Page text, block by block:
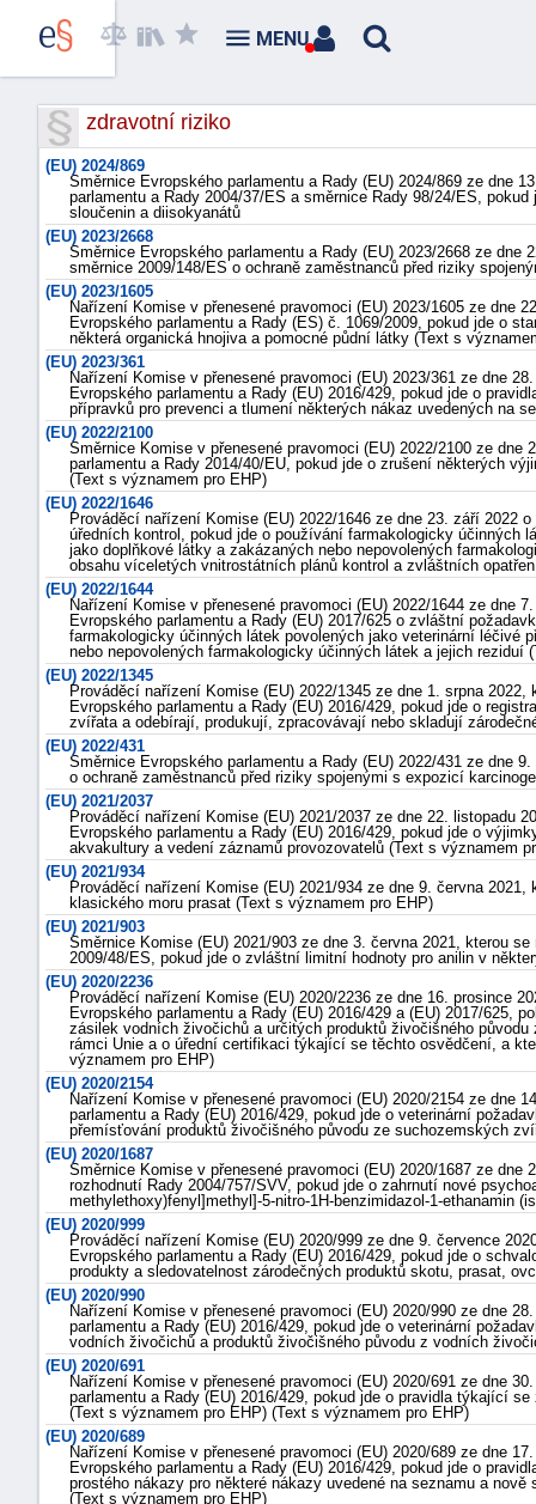
zdravotní riziko
(EU) 2024/869
Směrnice Evropského parlamentu a Rady (EU) 2024/869 ze dne
parlamentu a Rady 2004/37/ES a směrnice Rady 98/24/ES,
sloučenin a diisokyanátů
(EU) 2023/2668
Směrnice Evropského parlamentu a Rady (EU) 2023/2668 ze dne
směrnice 2009/148/ES o ochraně zaměstnanců před riziky
(EU) 2023/1605
Nařízení Komise v přenesené pravomoci (EU) 2023/1605 ze dne
Evropského parlamentu a Rady (ES) č. 1069/2009, pokud jde o
některá organická hnojiva a pomocné půdní látky (Text s
(EU) 2023/361
Nařízení Komise v přenesené pravomoci (EU) 2023/361 ze dne
Evropského parlamentu a Rady (EU) 2016/429, pokud jde o
přípravků pro prevenci a tlumení některých nákaz uvedených na
(EU) 2022/2100
Směrnice Komise v přenesené pravomoci (EU) 2022/2100 ze
parlamentu a Rady 2014/40/EU, pokud jde o zrušení některých
(Text s významem pro EHP)
(EU) 2022/1646
Prováděcí nařízení Komise (EU) 2022/1646 ze dne 23. září 2022
úředních kontrol, pokud jde o používání farmakologicky účinných
jako doplňkové látky a zakázaných nebo nepovolených
obsahu víceletých vnitrostátních plánů kontrol a zvláštních
(EU) 2022/1644
Nařízení Komise v přenesené pravomoci (EU) 2022/1644 ze dne
Evropského parlamentu a Rady (EU) 2017/625 o zvláštní
farmakologicky účinných látek povolených jako veterinární léčivé
nebo nepovolených farmakologicky účinných látek a jejich reziduí
(EU) 2022/1345
Prováděcí nařízení Komise (EU) 2022/1345 ze dne 1. srpna
Evropského parlamentu a Rady (EU) 2016/429, pokud jde o
zvířata a odebírají, produkují, zpracovávají nebo skladují
(EU) 2022/431
Směrnice Evropského parlamentu a Rady (EU) 2022/431 ze dne
o ochraně zaměstnanců před riziky spojenými s expozicí
(EU) 2021/2037
Prováděcí nařízení Komise (EU) 2021/2037 ze dne 22. listopadu
Evropského parlamentu a Rady (EU) 2016/429, pokud jde o
akvakultury a vedení záznamů provozovatelů (Text s významem
(EU) 2021/934
Prováděcí nařízení Komise (EU) 2021/934 ze dne 9. června
klasického moru prasat (Text s významem pro EHP)
(EU) 2021/903
Směrnice Komise (EU) 2021/903 ze dne 3. června 2021, kterou
2009/48/ES, pokud jde o zvláštní limitní hodnoty pro anilin v
(EU) 2020/2236
Prováděcí nařízení Komise (EU) 2020/2236 ze dne 16. prosince
Evropského parlamentu a Rady (EU) 2016/429 a (EU) 2017/625,
zásilek vodních živočichů a určitých produktů živočišného
rámci Unie a o úřední certifikaci týkající se těchto osvědčení, a
významem pro EHP)
(EU) 2020/2154
Nařízení Komise v přenesené pravomoci (EU) 2020/2154 ze dne
parlamentu a Rady (EU) 2016/429, pokud jde o veterinární
přemísťování produktů živočišného původu ze suchozemských
(EU) 2020/1687
Směrnice Komise v přenesené pravomoci (EU) 2020/1687 ze
rozhodnutí Rady 2004/757/SVV, pokud jde o zahrnutí nové
methylethoxy)fenyl]methyl]-5-nitro-1H-benzimidazol-1-ethanamin
(EU) 2020/999
Prováděcí nařízení Komise (EU) 2020/999 ze dne 9. července
Evropského parlamentu a Rady (EU) 2016/429, pokud jde o
produkty a sledovatelnost zárodečných produktů skotu, prasat,
(EU) 2020/990
Nařízení Komise v přenesené pravomoci (EU) 2020/990 ze dne
parlamentu a Rady (EU) 2016/429, pokud jde o veterinární
vodních živočichů a produktů živočišného původu z vodních
(EU) 2020/691
Nařízení Komise v přenesené pravomoci (EU) 2020/691 ze dne
parlamentu a Rady (EU) 2016/429, pokud jde o pravidla týkající
(Text s významem pro EHP) (Text s významem pro EHP)
(EU) 2020/689
Nařízení Komise v přenesené pravomoci (EU) 2020/689 ze dne
Evropského parlamentu a Rady (EU) 2016/429, pokud jde o
prostého nákazy pro některé nákazy uvedené na seznamu a
(Text s významem pro EHP)
MENU
náhrady
+náhrady